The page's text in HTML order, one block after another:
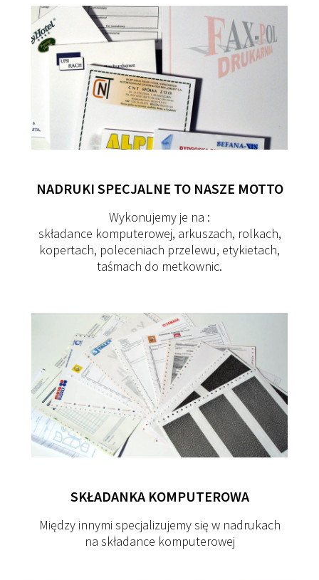
NADRUKI SPECJALNE TO NASZE MOTTO
Wykonujemy je na :
składance komputerowej, arkuszach, rolkach,
kopertach, poleceniach przelewu, etykietach,
taśmach do metkownic.
SKŁADANKA KOMPUTEROWA
Między innymi specjalizujemy się w nadrukach
na składance komputerowej